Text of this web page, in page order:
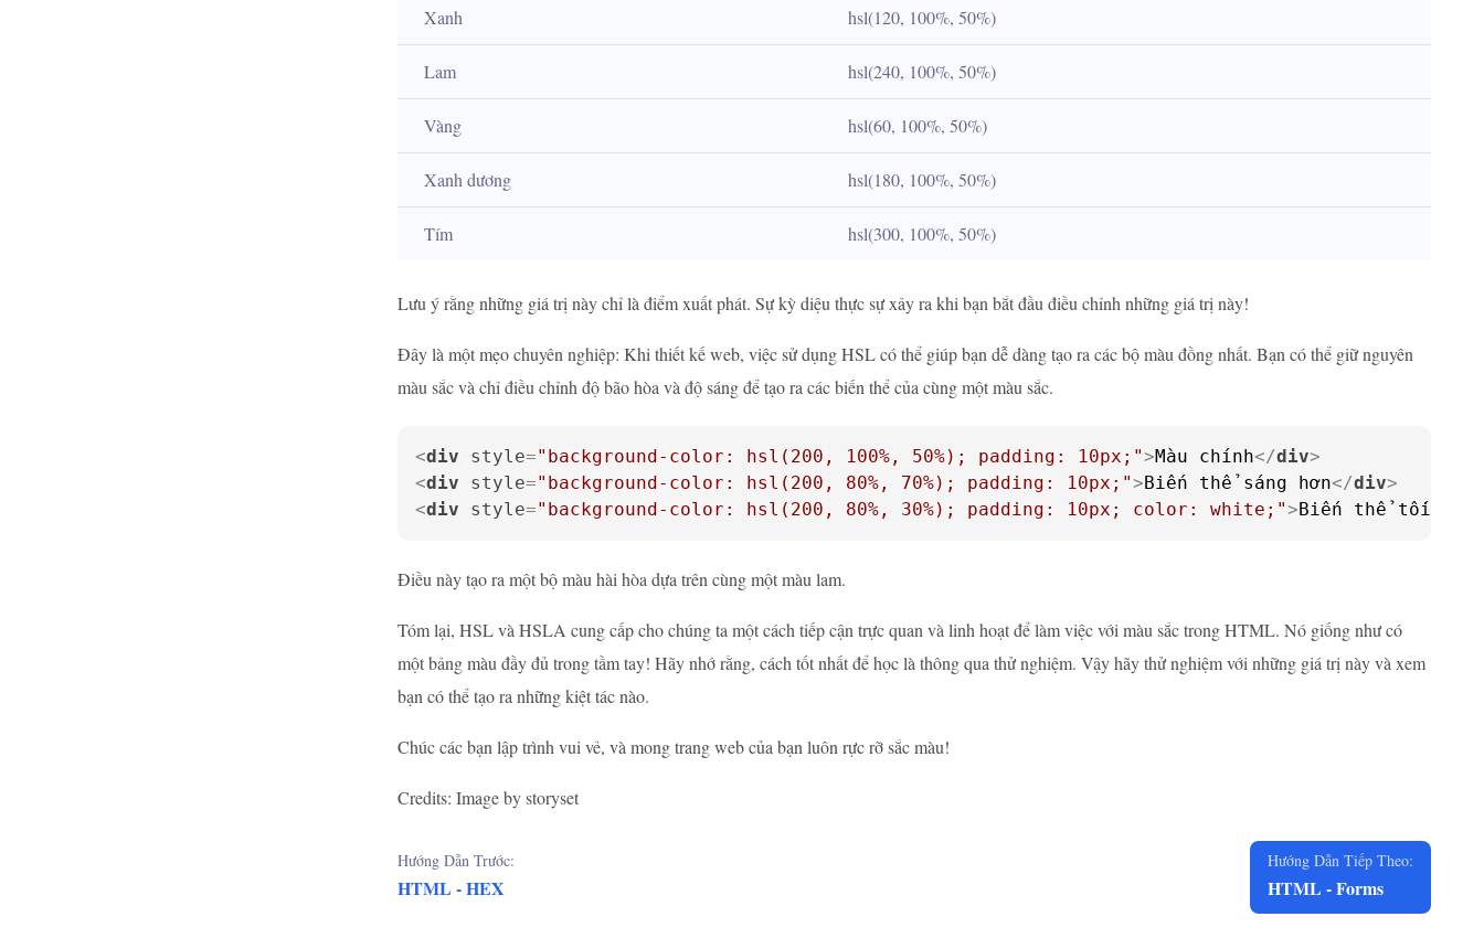
Xanh hsl(120, 100%, 50%)
Lam hsl(240, 100%, 50%)
Vàng hsl(60, 100%, 50%)
Xanh dương hsl(180, 100%, 50%)
Tím hsl(300, 100%, 50%)
Lưu ý rằng những giá trị này chỉ là điểm xuất phát. Sự kỳ diệu thực sự xảy ra khi bạn bắt đầu điều chỉnh những giá trị này!
Đây là một mẹo chuyên nghiệp: Khi thiết kế web, việc sử dụng HSL có thể giúp bạn dễ dàng tạo ra các bộ màu đồng nhất. Bạn có thể giữ nguyên
màu sắc và chỉ điều chỉnh độ bão hòa và độ sáng để tạo ra các biến thể của cùng một màu sắc.
<div style="background-color: hsl(200, 100%, 50%); padding: 10px;">Màu chính</div>
<div style="background-color: hsl(200, 80%, 70%); padding: 10px;">Biến thể sáng hơn</div>
<div style="background-color: hsl(200, 80%, 30%); padding: 10px; color: white;">Biến thể tối hơn
Điều này tạo ra một bộ màu hài hòa dựa trên cùng một màu lam.
Tóm lại, HSL và HSLA cung cấp cho chúng ta một cách tiếp cận trực quan và linh hoạt để làm việc với màu sắc trong HTML. Nó giống như có
một bảng màu đầy đủ trong tầm tay! Hãy nhớ rằng, cách tốt nhất để học là thông qua thử nghiệm. Vậy hãy thử nghiệm với những giá trị này và xem
bạn có thể tạo ra những kiệt tác nào.
Chúc các bạn lập trình vui vẻ, và mong trang web của bạn luôn rực rỡ sắc màu!
Credits: Image by storyset
Hướng Dẫn Trước:
HTML - HEX
Hướng Dẫn Tiếp Theo:
HTML - Forms